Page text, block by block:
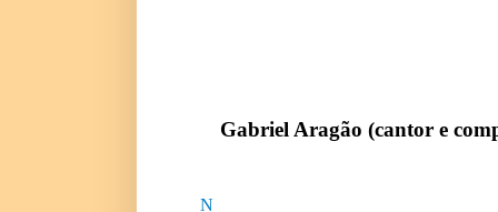
N
Gabriel Aragão (cantor e